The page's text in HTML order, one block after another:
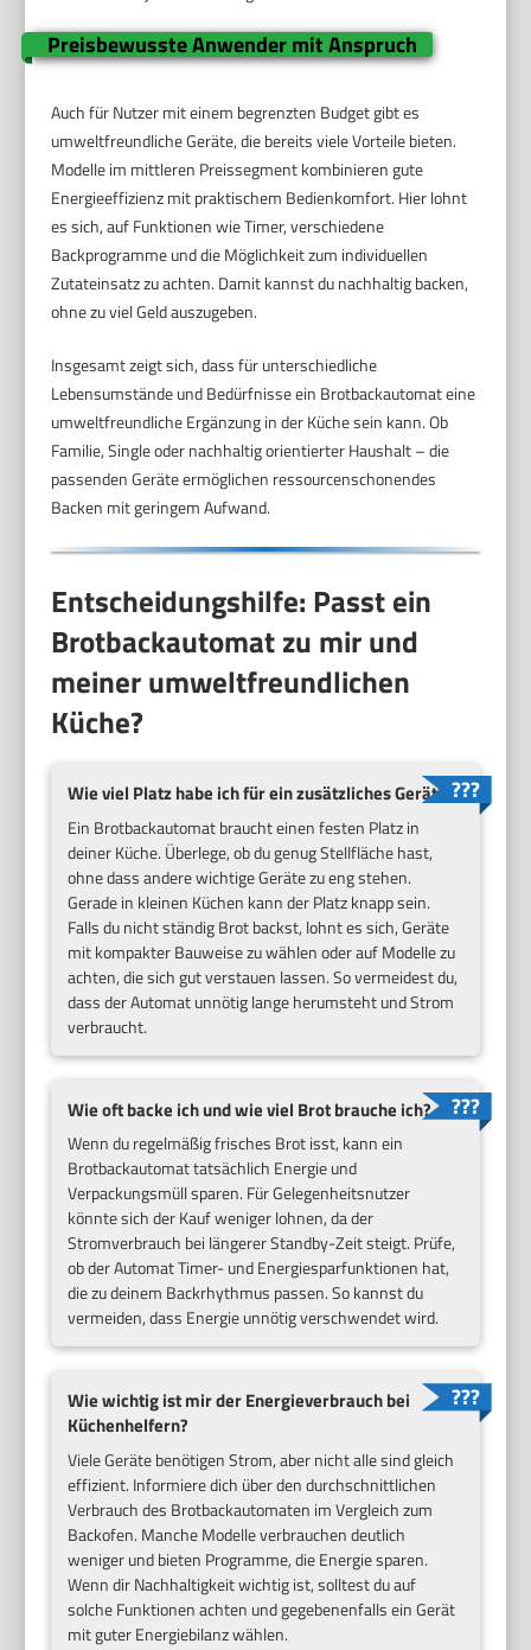
Preisbewusste Anwender mit Anspruch
Auch für Nutzer mit einem begrenzten Budget gibt es
umweltfreundliche Geräte, die bereits viele Vorteile bieten.
Modelle im mittleren Preissegment kombinieren gute
Energieeffizienz mit praktischem Bedienkomfort. Hier lohnt
es sich, auf Funktionen wie Timer, verschiedene
Backprogramme und die Möglichkeit zum individuellen
Zutateinsatz zu achten. Damit kannst du nachhaltig backen,
ohne zu viel Geld auszugeben.
Insgesamt zeigt sich, dass für unterschiedliche
Lebensumstände und Bedürfnisse ein Brotbackautomat eine
umweltfreundliche Ergänzung in der Küche sein kann. Ob
Familie, Single oder nachhaltig orientierter Haushalt – die
passenden Geräte ermöglichen ressourcenschonendes
Backen mit geringem Aufwand.
Entscheidungshilfe: Passt ein
Brotbackautomat zu mir und
meiner umweltfreundlichen
Küche?
Wie viel Platz habe ich für ein zusätzliches Gerät?
Ein Brotbackautomat braucht einen festen Platz in
deiner Küche. Überlege, ob du genug Stellfläche hast,
ohne dass andere wichtige Geräte zu eng stehen.
Gerade in kleinen Küchen kann der Platz knapp sein.
Falls du nicht ständig Brot backst, lohnt es sich, Geräte
mit kompakter Bauweise zu wählen oder auf Modelle zu
achten, die sich gut verstauen lassen. So vermeidest du,
dass der Automat unnötig lange herumsteht und Strom
verbraucht.
Wie oft backe ich und wie viel Brot brauche ich?
Wenn du regelmäßig frisches Brot isst, kann ein
Brotbackautomat tatsächlich Energie und
Verpackungsmüll sparen. Für Gelegenheitsnutzer
könnte sich der Kauf weniger lohnen, da der
Stromverbrauch bei längerer Standby-Zeit steigt. Prüfe,
ob der Automat Timer- und Energiesparfunktionen hat,
die zu deinem Backrhythmus passen. So kannst du
vermeiden, dass Energie unnötig verschwendet wird.
Wie wichtig ist mir der Energieverbrauch bei
Küchenhelfern?
Viele Geräte benötigen Strom, aber nicht alle sind gleich
effizient. Informiere dich über den durchschnittlichen
Verbrauch des Brotbackautomaten im Vergleich zum
Backofen. Manche Modelle verbrauchen deutlich
weniger und bieten Programme, die Energie sparen.
Wenn dir Nachhaltigkeit wichtig ist, solltest du auf
solche Funktionen achten und gegebenenfalls ein Gerät
mit guter Energiebilanz wählen.